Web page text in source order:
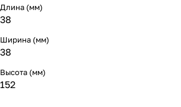
Длина (мм)
38
Ширина (мм)
38
Высота (мм)
152